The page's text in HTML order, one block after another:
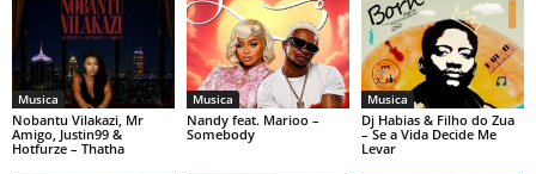
Musica
Nobantu Vilakazi, Mr
Amigo, Justin99 &
Hotfurze – Thatha
Musica
Nandy feat. Marioo –
Somebody
Musica
Dj Habias & Filho do Zua
– Se a Vida Decide Me
Levar